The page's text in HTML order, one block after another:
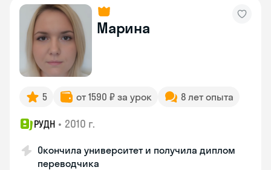
Марина
5 от 1590 ₽ за урок 8 лет опыта
РУДН • 2010 г.
Окончила университет и получила диплом
переводчика